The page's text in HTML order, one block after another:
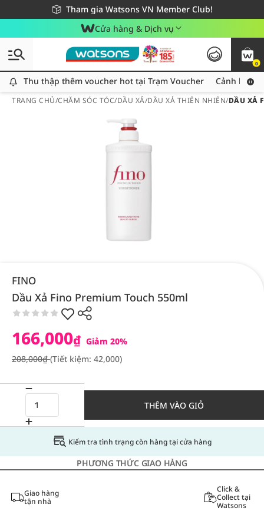
Tham gia Watsons VN Member Club!
Miễn phí giao hàng cho đơn hàng từ 249,000Đ
Giao hàng nhanh 24h - Áp dụng khu vực TP. Hồ Chí Minh
Cửa hàng & Dịch vụ
0
Thu thập thêm voucher hot tại Trạm Voucher
Thu thập thêm voucher hot tại Trạm Voucher Cảnh báo
TRANG CHỦ/CHĂM SÓC TÓC/DẦU XẢ/DẦU XẢ THIÊN NHIÊN/DẦU XẢ
FINO
Dầu Xả Fino Premium Touch 550ml
166,000₫ Giảm 20%
208,000₫(Tiết kiệm: 42,000)
THÊM VÀO GIỎ
Kiểm tra tình trạng còn hàng tại cửa hàng
PHƯƠNG THỨC GIAO HÀNG
Giao hàng
tận nhà
Click &
Collect tại
Watsons